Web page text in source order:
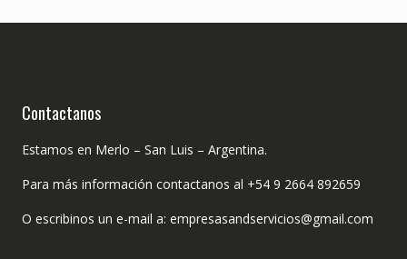
Contactanos
Estamos en Merlo – San Luis – Argentina.
Para más información contactanos al +54 9 2664 892659
O escribinos un e-mail a: empresasandservicios@gmail.com